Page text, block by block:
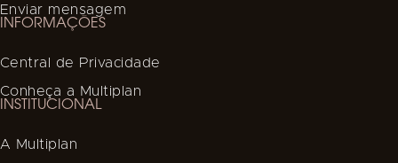
Enviar mensagem
INFORMAÇÕES
Central de Privacidade
Conheça a Multiplan
INSTITUCIONAL
A Multiplan